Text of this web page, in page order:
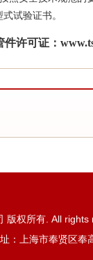
式试验证书。
件许可证：
版权所有. All
：上海市奉贤区